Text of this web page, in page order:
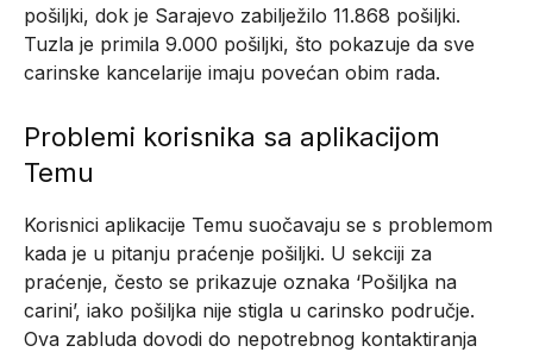
pošiljki, dok je Sarajevo zabilježilo 11.868 pošiljki.
Tuzla je primila 9.000 pošiljki, što pokazuje da sve
carinske kancelarije imaju povećan obim rada.
Problemi korisnika sa aplikacijom
Temu
Korisnici aplikacije Temu suočavaju se s problemom
kada je u pitanju praćenje pošiljki. U sekciji za
praćenje, često se prikazuje oznaka ‘Pošiljka na
carini’, iako pošiljka nije stigla u carinsko područje.
Ova zabluda dovodi do nepotrebnog kontaktiranja